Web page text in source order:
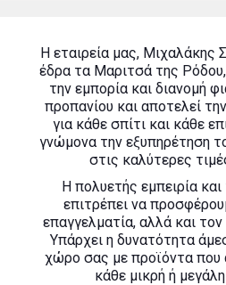
Η εταιρεία μας, Μιχαλάκης
έδρα τα Μαριτσά της Ρόδου,
την εμπορία και διανομή
προπανίου και αποτελεί
για κάθε σπίτι και κάθε
γνώμονα την εξυπηρέτηση
στις καλύτερες
Η πολυετής εμπειρία
επιτρέπει να
επαγγελματία, αλλά και
Υπάρχει η δυνατότητα
χώρο σας με προϊόντα που
κάθε μικρή ή